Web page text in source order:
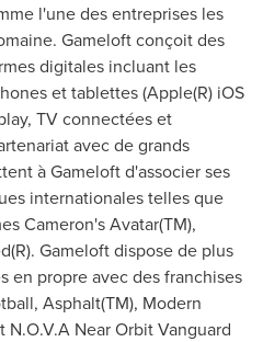
l'une des entreprises les
Gameloft conçoit des
digitales incluant les
et tablettes (Apple(R) iOS
TV connectées et
avec de grands
à Gameloft d'associer ses
internationales telles que
Cameron'sAvatar(TM),
Gameloft dispose de plus
en propre avec des franchises
Asphalt(TM), Modern
N.O.V.A Near Orbit Vanguard